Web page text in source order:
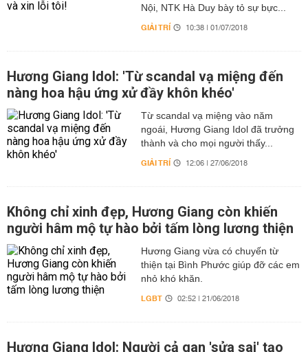
Nội, NTK Hà Duy bày tỏ sự bực...
GIẢI TRÍ 10:38 | 01/07/2018
Hương Giang Idol: 'Từ scandal vạ miệng đến
nàng hoa hậu ứng xử đầy khôn khéo'
Từ scandal vạ miệng vào năm
ngoái, Hương Giang Idol đã trưởng
thành và cho mọi người thấy...
GIẢI TRÍ 12:06 | 27/06/2018
Không chỉ xinh đẹp, Hương Giang còn khiến
người hâm mộ tự hào bởi tấm lòng lương thiện
Hương Giang vừa có chuyến từ
thiện tại Bình Phước giúp đỡ các em
nhỏ khó khăn.
LGBT 02:52 | 21/06/2018
Hương Giang Idol: Người cả gan 'sửa sai' tạo